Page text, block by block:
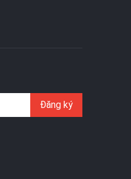
Đăng ký